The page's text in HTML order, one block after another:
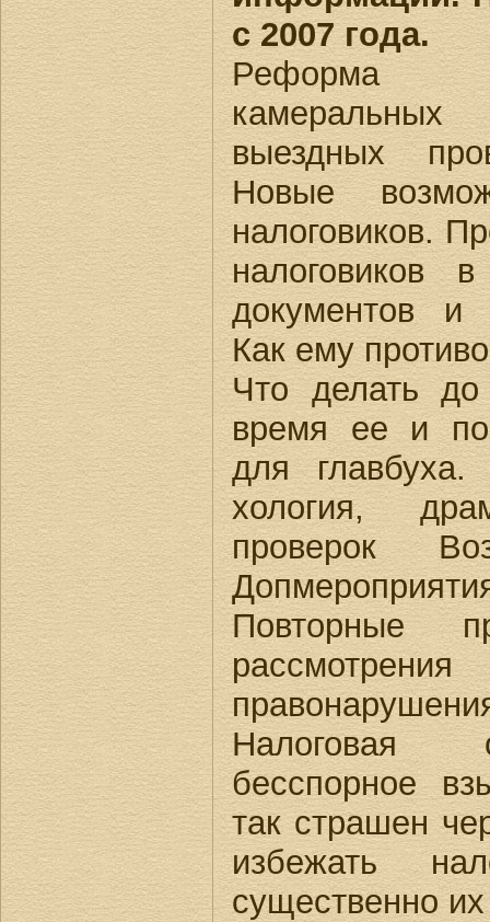
с 2007 года.
Реформа
выездных
Новые
налоговиков.
налоговиков
документов и
Как ему
Что делать
время ее и
для главбуха.
хология,
проверок
Повторные
Налоговая
бесспорное
так страшен
избежать
существенно их